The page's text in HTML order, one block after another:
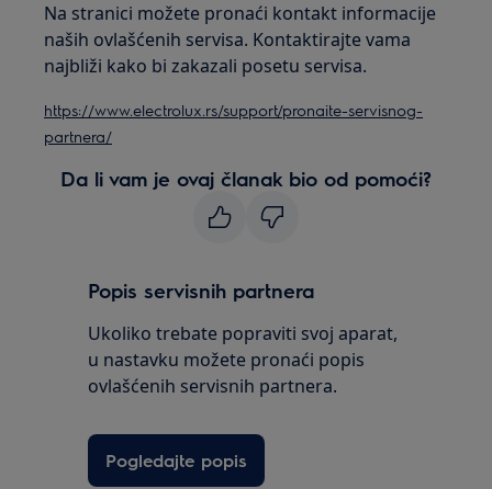
Na stranici možete pronaći kontakt informacije
naših ovlašćenih servisa. Kontaktirajte vama
najbliži kako bi zakazali posetu servisa.
https://www.electrolux.rs/support/pronaite-servisnog-
partnera/
Da li vam je ovaj članak bio od pomoći?
Popis servisnih partnera
Ukoliko trebate popraviti svoj aparat,
u nastavku možete pronaći popis
ovlašćenih servisnih partnera.
Pogledajte popis